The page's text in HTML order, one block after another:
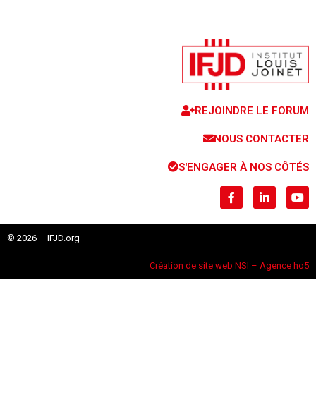
REJOINDRE LE FORUM
NOUS CONTACTER
S'ENGAGER À NOS CÔTÉS
© 2026 – IFJD.org
Création de site web NSI – Agence ho5